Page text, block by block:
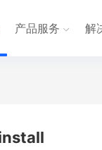
产品服务 解